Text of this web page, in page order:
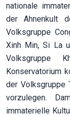
nationale
der Ahnenkult
Volksgruppe
Xinh Min, Si La
Volksgruppe
Konservatorium
der Volksgruppe
vorzulegen.
immaterielle